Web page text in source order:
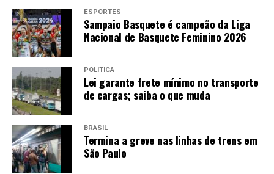
ESPORTES
Sampaio Basquete é campeão da Liga
Nacional de Basquete Feminino 2026
POLÍTICA
Lei garante frete mínimo no transporte
de cargas; saiba o que muda
BRASIL
Termina a greve nas linhas de trens em
São Paulo